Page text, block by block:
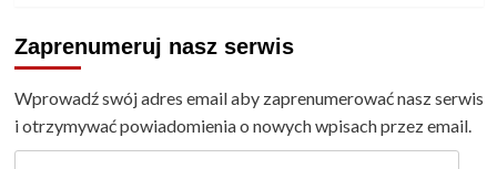
Zaprenumeruj nasz serwis
Wprowadź swój adres email aby zaprenumerować nasz serwis
i otrzymywać powiadomienia o nowych wpisach przez email.